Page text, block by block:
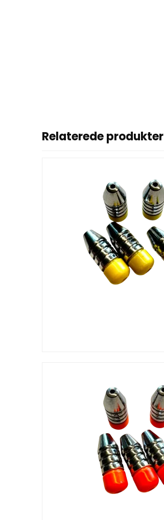
Relaterede produkter